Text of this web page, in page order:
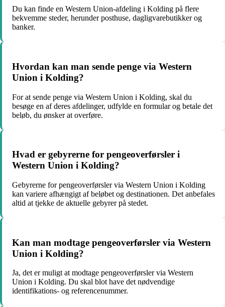
Du kan finde en Western Union-afdeling i Kolding på flere
bekvemme steder, herunder posthuse, dagligvarebutikker og
banker.
Hvordan kan man sende penge via Western
Union i Kolding?
For at sende penge via Western Union i Kolding, skal du
besøge en af deres afdelinger, udfylde en formular og betale det
beløb, du ønsker at overføre.
Hvad er gebyrerne for pengeoverførsler i
Western Union i Kolding?
Gebyrerne for pengeoverførsler via Western Union i Kolding
kan variere afhængigt af beløbet og destinationen. Det anbefales
altid at tjekke de aktuelle gebyrer på stedet.
Kan man modtage pengeoverførsler via Western
Union i Kolding?
Ja, det er muligt at modtage pengeoverførsler via Western
Union i Kolding. Du skal blot have det nødvendige
identifikations- og referencenummer.